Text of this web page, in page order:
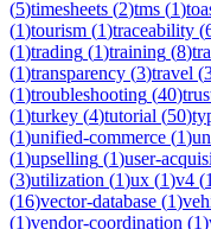
(5)timesheets (2)tms (1)
(1)tourism (1)traceability (
(1)trading (1)training (8)
(1)transparency (3)travel (
(1)troubleshooting (40)
(1)turkey (4)tutorial (50)
(1)unified-commerce (1)
(1)upselling (1)user-
(3)utilization (1)ux (1)v4 (1
(16)vector-database (1)
(1)vendor-coordination (1)